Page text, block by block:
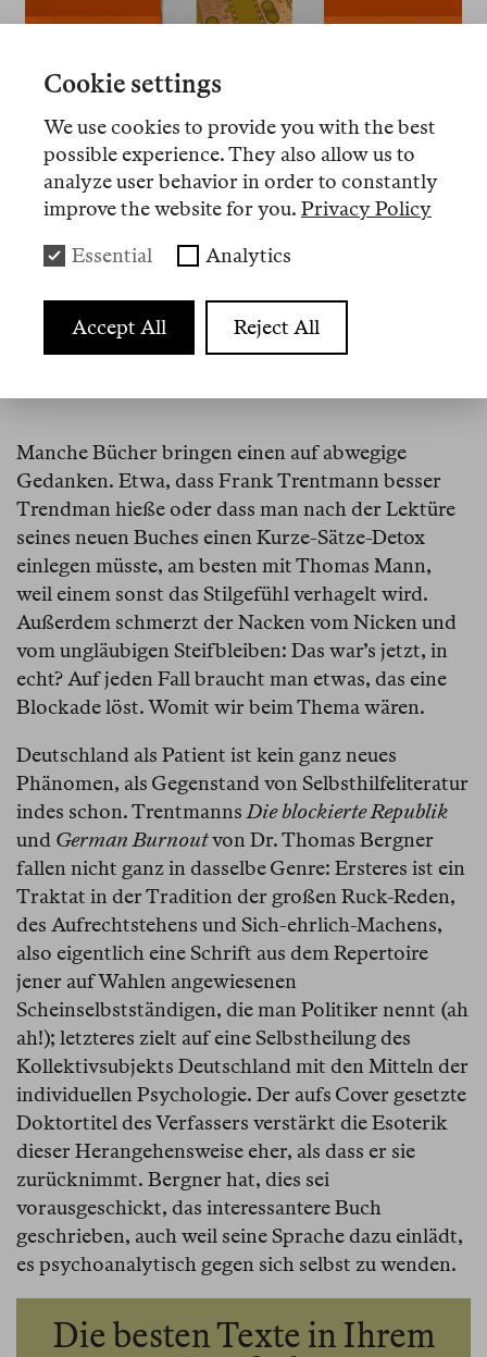
Auch erschienen in Berlin ReviewReader 5
schleichen um den
Geschäft mit der
Hoffnung
Manche Bücher bringen einen auf abwegige
Gedanken. Etwa, dass Frank Trentmann besser
Trendman hieße oder dass man nach der Lektüre
seines neuen Buches einen Kurze-Sätze-Detox
einlegen müsste, am besten mit Thomas Mann,
weil einem sonst das Stilgefühl verhagelt wird.
Außerdem schmerzt der Nacken vom Nicken und
vom ungläubigen Steifbleiben: Das war’s jetzt, in
echt? Auf jeden Fall braucht man etwas, das eine
Blockade löst. Womit wir beim Thema wären.
Deutschland als Patient ist kein ganz neues
Phänomen, als Gegenstand von Selbsthilfeliteratur
indes schon. Trentmanns Die blockierte Republik
und German Burnoutvon Dr. Thomas Bergner
fallen nicht ganz in dasselbe Genre: Ersteres ist ein
Traktat in der Tradition der großen Ruck-Reden,
des Aufrechtstehens und Sich-ehrlich-Machens,
also eigentlich eine Schrift aus dem Repertoire
jener auf Wahlen angewiesenen
Scheinselbstständigen, die man Politiker nennt (ah
ah!); letzteres zielt auf eine Selbstheilung des
Kollektivsubjekts Deutschland mit den Mitteln der
individuellen Psychologie. Der aufs Cover gesetzte
Doktortitel des Verfassers verstärkt die Esoterik
dieser Herangehensweise eher, als dass er sie
zurücknimmt. Bergner hat, dies sei
vorausgeschickt, das interessantere Buch
geschrieben, auch weil seine Sprache dazu einlädt,
es psychoanalytisch gegen sich selbst zu wenden.
Die besten Texte in Ihrem
Cookie settings
We use cookies to provide you with the best
possible experience. They also allow us to
analyze user behavior in order to constantly
improve the website for you. Privacy Policy
Essential Analytics
Accept All Reject All